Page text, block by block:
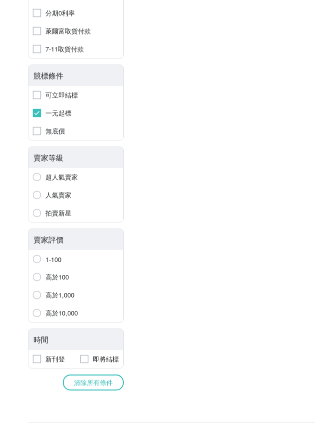
分期0利率
萊爾富取貨付款
7-11取貨付款
競標條件
可立即結標
一元起標
無底價
賣家等級
超人氣賣家
人氣賣家
拍賣新星
賣家評價
1-100
高於100
高於1,000
高於10,000
時間
新刊登 即將結標
清除所有條件